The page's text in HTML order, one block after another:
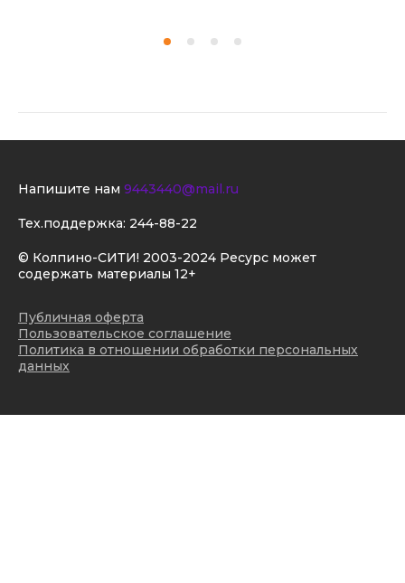
© Колпино-СИТИ! 2003-2024 Ресурс может
содержать материалы 12+
Публичная оферта
Пользовательское соглашение
Политика в отношении обработки персональных
данных
Напишите нам 9443440@mail.ru
Тех.поддержка: 244-88-22